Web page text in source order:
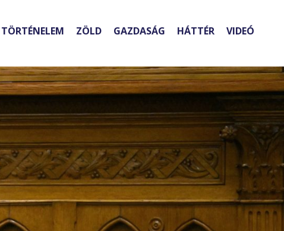
TÖRTÉNELEM ZÖLD GAZDASÁG HÁTTÉR VIDEÓ